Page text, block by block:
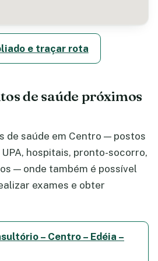
e traçar rota
de saúde próximos
de saúde em Centro — postos
UPA, hospitais, pronto-socorro,
— onde também é possível
exames e obter
– Centro – Edéia –